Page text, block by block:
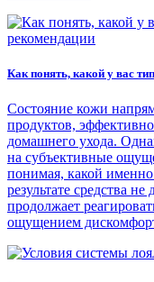
Как понять, какой у вас
Состояние кожи
продуктов,
домашнего ухода.
на субъективные
понимая, какой
результате средства
продолжает
ощущением